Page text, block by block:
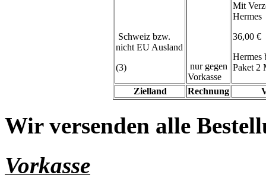
Zielland Rechnung
Schweiz bzw.
nicht EU Ausland
(3)
nur gegen
Vorkasse
Mit
Hermes
36,00 €
Hermes
Paket 2
Wir versenden alle
Vorkasse